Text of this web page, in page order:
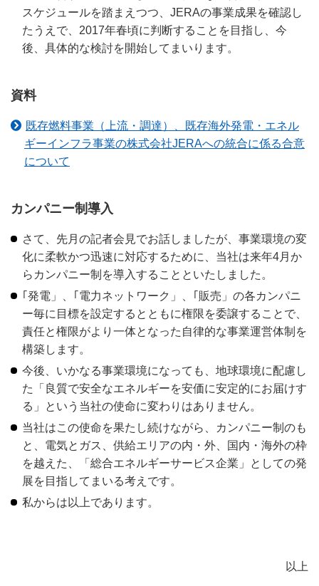
スケジュールを踏まえつつ、JERAの事業成果を確認し
たうえで、2017年春頃に判断することを目指し、今
後、具体的な検討を開始してまいります。
資料
既存燃料事業（上流・調達）、既存海外発電・エネル
ギーインフラ事業の株式会社JERAへの統合に係る合意
について
カンパニー制導入
さて、先月の記者会見でお話しましたが、事業環境の変
化に柔軟かつ迅速に対応するために、当社は来年4月か
らカンパニー制を導入することといたしました。
｢発電」、｢電力ネットワーク」、｢販売」の各カンパニ
ー毎に目標を設定するとともに権限を委譲することで、
責任と権限がより一体となった自律的な事業運営体制を
構築します。
今後、いかなる事業環境になっても、地球環境に配慮し
た「良質で安全なエネルギーを安価に安定的にお届けす
る」という当社の使命に変わりはありません。
当社はこの使命を果たし続けながら、カンパニー制のも
と、電気とガス、供給エリアの内・外、国内・海外の枠
を越えた、「総合エネルギーサービス企業」としての発
展を目指してまいる考えです。
私からは以上であります。
以上